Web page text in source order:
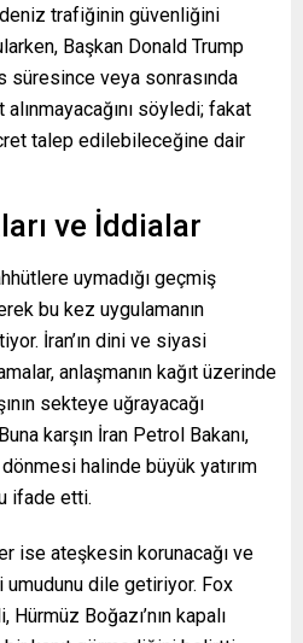
trafiğinin güvenliğini
Başkan Donald Trump
süresince veya sonrasında
söyledi; fakat
talep edilebileceğine dair
ve İddialar
uymadığı geçmiş
bu kez uygulamanın
İran’ın dini ve siyasi
anlaşmanın kağıt üzerinde
sekteye uğrayacağı
karşın İran Petrol Bakanı,
halinde büyük yatırım
ifade etti.
ise ateşkesin korunacağı ve
dile getiriyor. Fox
Boğazı’nın kapalı